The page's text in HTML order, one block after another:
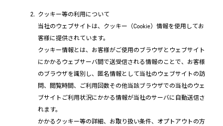
クッキー等の利用について
当社のウェブサイトは、クッキー（Cookie）情報を使用してお
客様に提供されています。
クッキー情報とは、お客様がご使用のブラウザとウェブサイト
にかかるウェブサーバ間で送受信される情報のことで、お客様
のブラウザを識別し、匿名情報として当社のウェブサイトの訪
問、閲覧時間、ご利用回数その他当該ブラウザでの当社のウェ
ブサイトご利用状況にかかる情報が当社のサーバに自動送信さ
れます。
かかるクッキー等の詳細、お取り扱い条件、オプトアウトの方